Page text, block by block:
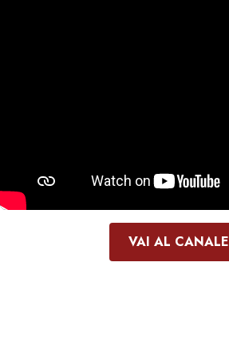
VAI AL CANALE